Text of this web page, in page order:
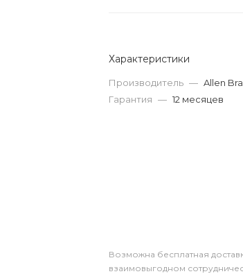
Характеристики
Производитель — Allen
Гарантия — 12 месяцев
Возможна бесплатная
взаимовыгодном